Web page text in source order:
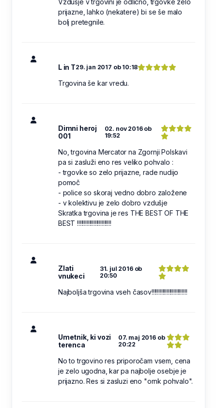
prijazne, lahko (nekatere) bi se še malo
bolj pretegnile.
L in T29. jan 2017 ob 10:18
Trgovina še kar vredu.
Dimni heroj
001
02. nov 2016 ob
19:52
No, trgovina Mercator na Zgornji Polskavi
pa si zasluži eno res veliko pohvalo :
- trgovke so zelo prijazne, rade nudijo
pomoč
- police so skoraj vedno dobro založene
- v kolektivu je zelo dobro vzdušje
Skratka trgovina je res THE BEST OF THE
BEST !!!!!!!!!!!!!!!!!!!!!!!!!
Zlati
vnukeci
31. jul 2016 ob
20:50
Najboljša trgovina vseh časov!!!!!!!!!!!!!!!!!!!!!!!!!!
Umetnik, ki vozi
terenca
07. maj 2016 ob
20:22
No to trgovino res priporočam vsem, cena
je zelo ugodna, kar pa najbolje osebje je
prijazno. Res si zasluzi eno "ornk pohvalo".